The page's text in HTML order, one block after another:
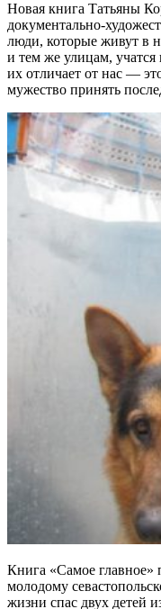
Новая книга Татьяны
документально-
люди, которые живут в
и тем же улицам,
их отличает от нас —
мужество принять
Книга «Самое главное»
молодому
жизни спас двух детей